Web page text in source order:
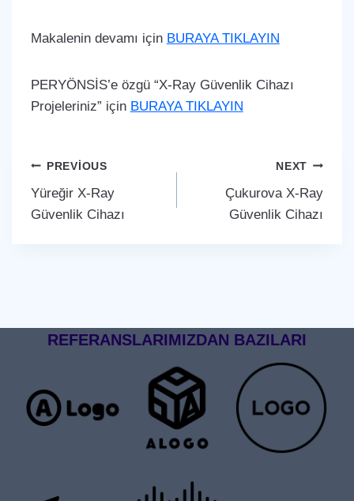
Makalenin devamı için BURAYA TIKLAYIN
PERYÖNSİS’e özgü “X-Ray Güvenlik Cihazı
Projeleriniz” için BURAYA TIKLAYIN
Yazı
gezinmesi
PREVIOUS
Yüreğir X-Ray
Güvenlik Cihazı
NEXT
Çukurova X-Ray
Güvenlik Cihazı
REFERANSLARIMIZDAN BAZILARI